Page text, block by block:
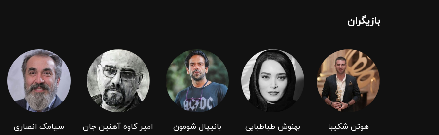
بازیگران
هوتن شکیبا بهنوش طباطبایی بانیپال شومون امیر کاوه آهنین جان سیامک انصاری